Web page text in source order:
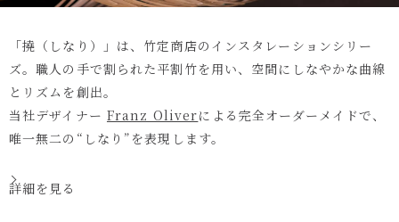
「撓（しなり）」は、竹定商店のインスタレーションシリー
ズ。職人の手で割られた平割竹を用い、空間にしなやかな曲線
とリズムを創出。
当社デザイナー Franz Oliverによる完全オーダーメイドで、
唯一無二の“しなり”を表現します。
詳細を見る